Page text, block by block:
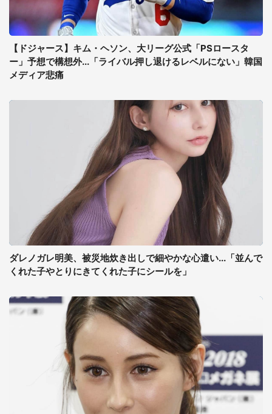
【ドジャース】キム・ヘソン、大リーグ公式「PSロースタ
ー」予想で構想外...「ライバル押し退けるレベルにない」韓国
メディア悲痛
ダレノガレ明美、被災地炊き出しで細やかな心遣い...「並んで
くれた子やとりにきてくれた子にシールを」